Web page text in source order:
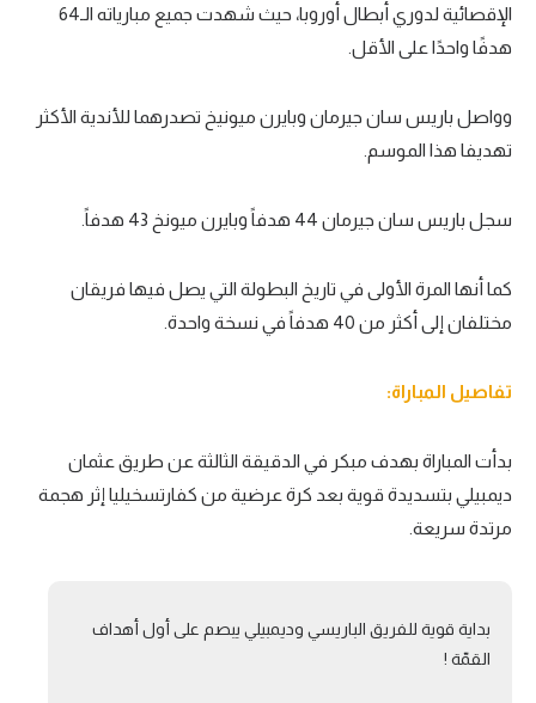
الإقصائية لدوري أبطال أوروبا، حيث شهدت جميع مبارياته الـ64
هدفًا واحدًا على الأقل.
وواصل باريس سان جيرمان وبايرن ميونيخ تصدرهما للأندية الأكثر
تهديفا هذا الموسم.
سجل باريس سان جيرمان 44 هدفاً وبايرن ميونخ 43 هدفاً.
كما أنها المرة الأولى في تاريخ البطولة التي يصل فيها فريقان
مختلفان إلى أكثر من 40 هدفاً في نسخة واحدة.
تفاصيل المباراة:
بدأت المباراة بهدف مبكر في الدقيقة الثالثة عن طريق عثمان
ديمبيلي بتسديدة قوية بعد كرة عرضية من كفارتسخيليا إثر هجمة
مرتدة سريعة.
بداية قوية للفريق الباريسي وديمبيلي يبصم على أول أهداف
القمّة !